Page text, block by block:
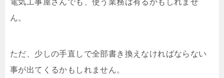
電気工事屋さんでも、使う業務は有るかもしれませ
ん。
ただ、少しの手直しで全部書き換えなければならない
事が出てくるかもしれません。